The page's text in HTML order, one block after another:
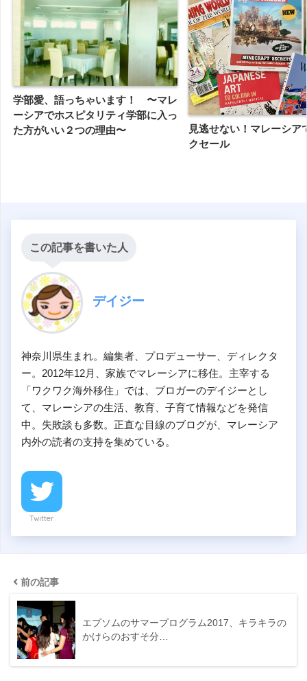
学部愛、語っちゃいます！ 〜マレ
ーシアでホスピタリティ学部に入っ
た方がいい２つの理由〜
見逃せない！マレーシア
クセール
この記事を書いた人
デイジー
神奈川県生まれ。編集者、プロデューサー、ディレクタ
ー。2012年12月、家族でマレーシアに移住。主宰する
「ワクワク海外移住」では、ブロガーのデイジーとし
て、マレーシアの生活、教育、子育て情報などを発信
中。失敗談も多数。正直な目線のブログが、マレーシア
内外の読者の支持を集めている。
Twitter
前の記事
エプソムのサマープログラム2017、キラキラの
かけらのおすそ分…